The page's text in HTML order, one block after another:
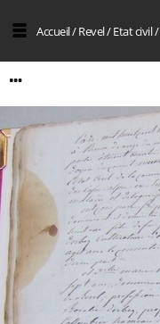
Accueil/Revel/Etat civil/